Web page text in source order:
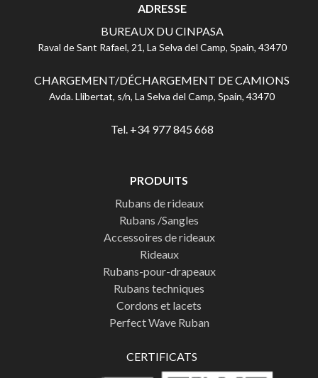
ADRESSE
BUREAUX DU CINPASA
Raval de Sant Rafael, 21, La Selva del Camp, Spain, 43470
CHARGEMENT/DÉCHARGEMENT DE CAMIONS
Avda. Llibertat, s/n, La Selva del Camp, Spain, 43470
Tel. +34 977 845 668
PRODUITS
Rubans de rideaux
Rubans /Sangles
Accessoires de rideaux
Rideaux
Rubans-pour-drapeaux
Rubans techniques
Cordons et lacets
Perfect Wave Ruban
CERTIFICATS